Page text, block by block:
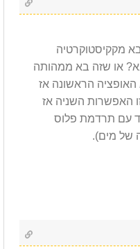
מקקיסטוקרטיה
או שזה בא ממהותה
הראשונה אז
האפשרות השניה אז
עם תרדמת פלוס
של מים).